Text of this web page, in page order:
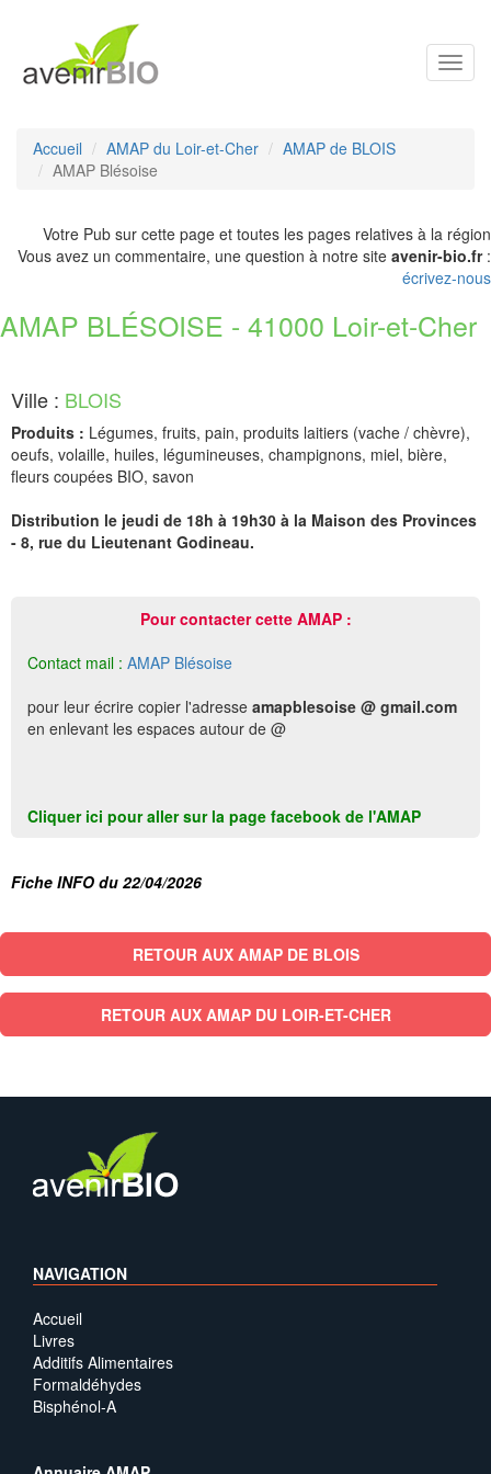
Accueil AMAP du Loir-et-Cher
AMAP de BLOIS
AMAP Blésoise
Votre Pub sur cette page et toutes les pages relatives à la région
Vous avez un commentaire, une question à notre site avenir-bio.fr:
écrivez-nous
AMAP BLÉSOISE - 41000 Loir-et-Cher
Ville : BLOIS
Produits : Légumes, fruits, pain, produits laitiers (vache / chèvre),
oeufs, volaille, huiles, légumineuses, champignons, miel, bière,
fleurs coupées BIO, savon
Distribution le jeudi de 18h à 19h30 à la Maison des Provinces
- 8, rue du Lieutenant Godineau.
Pour contacter cette AMAP :
Contact mail : AMAP Blésoise
pour leur écrire copier l'adresse amapblesoise @ gmail.com
en enlevant les espaces autour de @
Cliquer ici pour aller sur la page facebook de l'AMAP
Fiche INFO du 22/04/2026
RETOUR AUX AMAP DE BLOIS
RETOUR AUX AMAP DU LOIR-ET-CHER
NAVIGATION
Accueil
Livres
Additifs Alimentaires
Formaldéhydes
Bisphénol-A